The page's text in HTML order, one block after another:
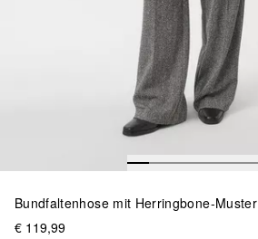
Bundfaltenhose mit Herringbone-Muster
€ 119,99